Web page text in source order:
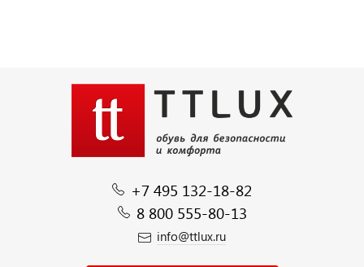
+7 495 132-18-82
8 800 555-80-13
info@ttlux.ru